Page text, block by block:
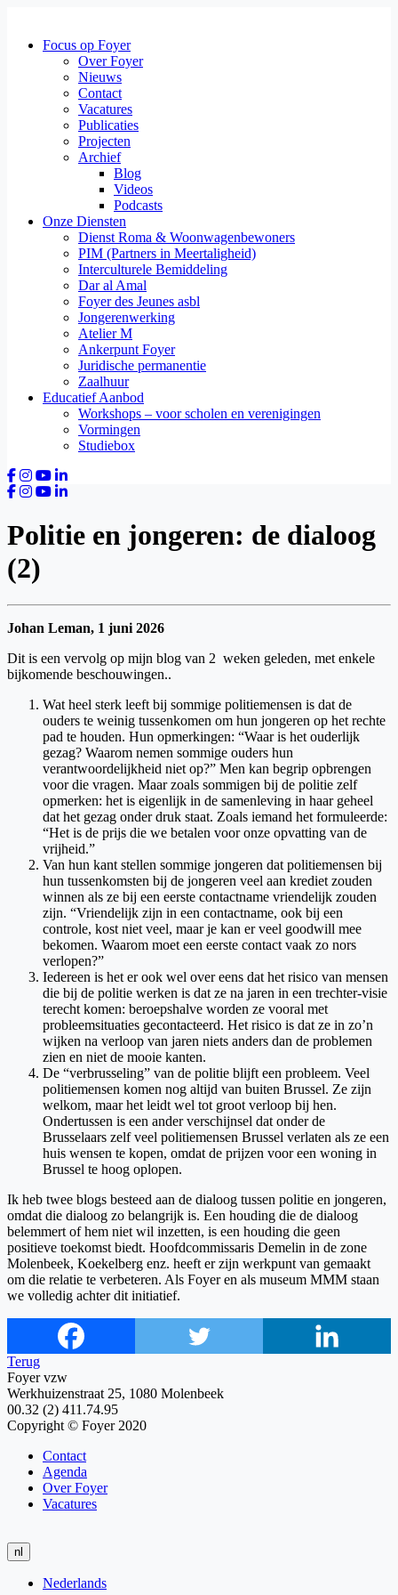
Focus op Foyer
Over Foyer
Nieuws
Contact
Vacatures
Publicaties
Projecten
Archief
Blog
Videos
Podcasts
Onze Diensten
Dienst Roma & Woonwagenbewoners
PIM (Partners in Meertaligheid)
Interculturele Bemiddeling
Dar al Amal
Foyer des Jeunes asbl
Jongerenwerking
Atelier M
Ankerpunt Foyer
Juridische permanentie
Zaalhuur
Educatief Aanbod
Workshops – voor scholen en verenigingen
Vormingen
Studiebox
Politie en jongeren: de dialoog
(2)
Johan Leman, 1 juni 2026
Dit is een vervolg op mijn blog van 2 weken geleden, met enkele
bijkomende beschouwingen..
Wat heel sterk leeft bij sommige politiemensen is dat de
ouders te weinig tussenkomen om hun jongeren op het rechte
pad te houden. Hun opmerkingen: “Waar is het ouderlijk
gezag? Waarom nemen sommige ouders hun
verantwoordelijkheid niet op?” Men kan begrip opbrengen
voor die vragen. Maar zoals sommigen bij de politie zelf
opmerken: het is eigenlijk in de samenleving in haar geheel
dat het gezag onder druk staat. Zoals iemand het formuleerde:
“Het is de prijs die we betalen voor onze opvatting van de
vrijheid.”
Van hun kant stellen sommige jongeren dat politiemensen bij
hun tussenkomsten bij de jongeren veel aan krediet zouden
winnen als ze bij een eerste contactname vriendelijk zouden
zijn. “Vriendelijk zijn in een contactname, ook bij een
controle, kost niet veel, maar je kan er veel goodwill mee
bekomen. Waarom moet een eerste contact vaak zo nors
verlopen?”
Iedereen is het er ook wel over eens dat het risico van mensen
die bij de politie werken is dat ze na jaren in een trechter-visie
terecht komen: beroepshalve worden ze vooral met
probleemsituaties gecontacteerd. Het risico is dat ze in zo’n
wijken na verloop van jaren niets anders dan de problemen
zien en niet de mooie kanten.
De “verbrusseling” van de politie blijft een probleem. Veel
politiemensen komen nog altijd van buiten Brussel. Ze zijn
welkom, maar het leidt wel tot groot verloop bij hen.
Ondertussen is een ander verschijnsel dat onder de
Brusselaars zelf veel politiemensen Brussel verlaten als ze een
huis wensen te kopen, omdat de prijzen voor een woning in
Brussel te hoog oplopen.
Ik heb twee blogs besteed aan de dialoog tussen politie en jongeren,
omdat die dialoog zo belangrijk is. Een houding die de dialoog
belemmert of hem niet wil inzetten, is een houding die geen
positieve toekomst biedt. Hoofdcommissaris Demelin in de zone
Molenbeek, Koekelberg enz. heeft er zijn werkpunt van gemaakt
om die relatie te verbeteren. Als Foyer en als museum MMM staan
we volledig achter dit initiatief.
Terug
Foyer vzw
Werkhuizenstraat 25, 1080 Molenbeek
00.32 (2) 411.74.95
Copyright © Foyer 2020
Contact
Agenda
Over Foyer
Vacatures
nl
Nederlands